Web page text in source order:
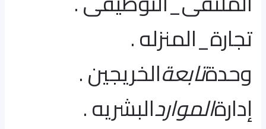
تجارة_المنزله .
وحدةتابعةالخريجين .
إدارةالمواردالبشريه .